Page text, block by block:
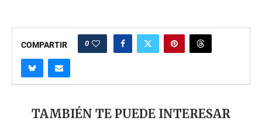
COMPARTIR 0
TAMBIÉN TE PUEDE INTERESAR